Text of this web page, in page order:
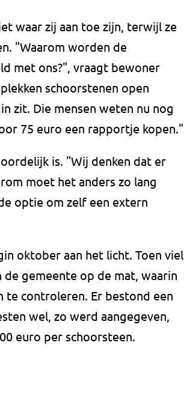
waar zij aan toe zijn, terwijl ze
"Waarom worden de
met ons?", vraagt bewoner
schoorstenen open
zit. Die mensen weten nu nog
75 euro een rapportje kopen."
is. "Wij denken dat er
moet het anders zo lang
optie om zelf een extern
oktober aan het licht. Toen viel
gemeente op de mat, waarin
te controleren. Er bestond een
wel, zo werd aangegeven,
euro per schoorsteen.